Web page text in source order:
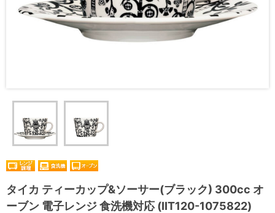
タイカ ティーカップ&ソーサー(ブラック) 300cc オ
ーブン 電子レンジ 食洗機対応 (IIT120-1075822)